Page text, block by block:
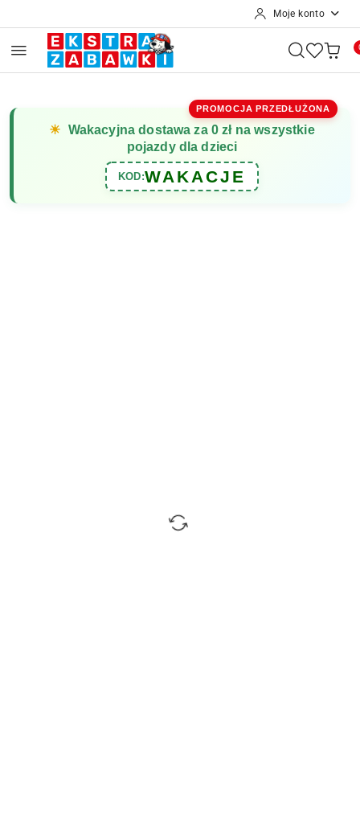
Moje konto
PROMOCJA PRZEDŁUŻONA
☀ Wakacyjna dostawa za 0 zł na wszystkie
pojazdy dla dzieci
KOD:WAKACJE